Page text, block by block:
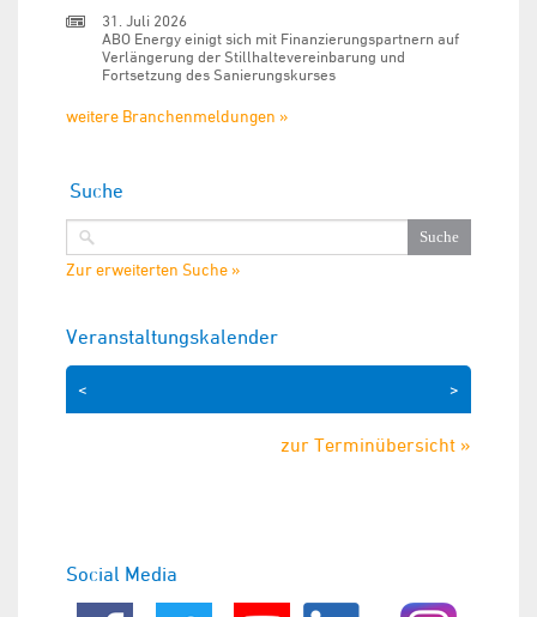
31. Juli 2026
ABO Energy einigt sich mit Finanzierungspartnern auf
Verlängerung der Stillhaltevereinbarung und
Fortsetzung des Sanierungskurses
weitere Branchenmeldungen »
Suche
Zur erweiterten Suche »
Veranstaltungskalender
>
<
zur Terminübersicht »
Social Media